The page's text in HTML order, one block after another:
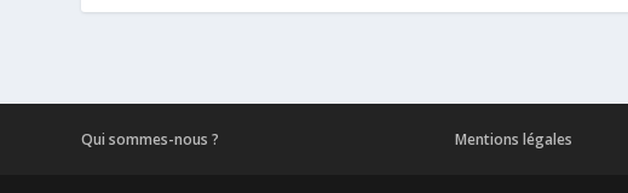
Qui sommes-nous ? Mentions légales